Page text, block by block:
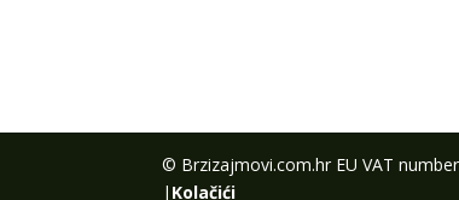
© Brzizajmovi.com.hr EU VAT
| Kolačići